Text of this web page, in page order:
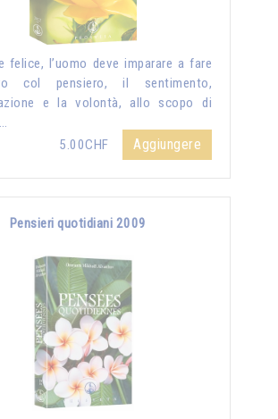
felice, l’uomo deve imparare a fare
col pensiero, il sentimento,
e la volontà, allo scopo di
5.00CHF
Aggiungere
Pensieri quotidiani 2009